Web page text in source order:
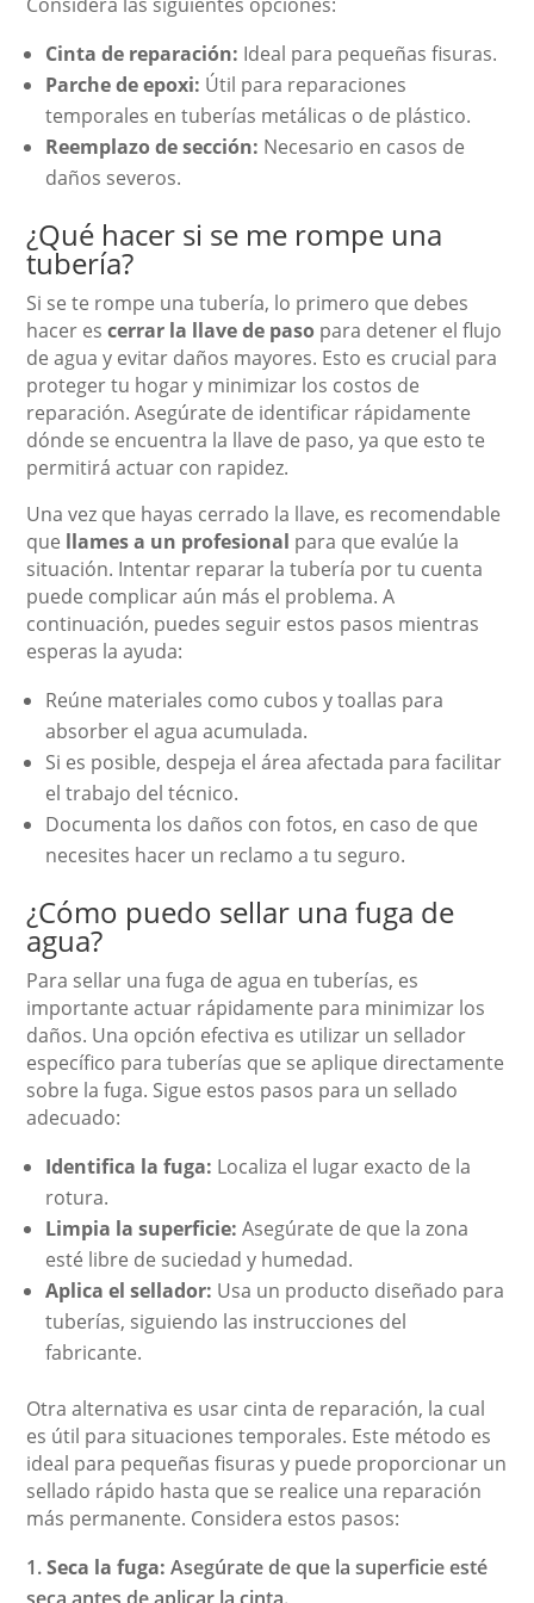
Cinta de reparación: Ideal para pequeñas fisuras.
Parche de epoxi: Útil para reparaciones
temporales en tuberías metálicas o de plástico.
Reemplazo de sección: Necesario en casos de
daños severos.
¿Qué hacer si se me rompe una
tubería?
Si se te rompe una tubería, lo primero que debes
hacer escerrar la llave de paso para detener el flujo
de agua y evitar daños mayores. Esto es crucial para
proteger tu hogar y minimizar los costos de
reparación. Asegúrate de identificar rápidamente
dónde se encuentra la llave de paso, ya que esto te
permitirá actuar con rapidez.
Una vez que hayas cerrado la llave, es recomendable
que llames a un profesional para que evalúe la
situación. Intentar reparar la tubería por tu cuenta
puede complicar aún más el problema. A
continuación, puedes seguir estos pasos mientras
esperas la ayuda:
Reúne materiales como cubos y toallas para
absorber el agua acumulada.
Si es posible, despeja el área afectada para facilitar
el trabajo del técnico.
Documenta los daños con fotos, en caso de que
necesites hacer un reclamo a tu seguro.
¿Cómo puedo sellar una fuga de
agua?
Para sellar una fuga de agua en tuberías, es
importante actuar rápidamente para minimizar los
daños. Una opción efectiva es utilizar un sellador
específico para tuberías que se aplique directamente
sobre la fuga. Sigue estos pasos para un sellado
adecuado:
Identifica la fuga: Localiza el lugar exacto de la
rotura.
Limpia la superficie: Asegúrate de que la zona
esté libre de suciedad y humedad.
Aplica el sellador: Usa un producto diseñado para
tuberías, siguiendo las instrucciones del
fabricante.
Otra alternativa es usar cinta de reparación, la cual
es útil para situaciones temporales. Este método es
ideal para pequeñas fisuras y puede proporcionar un
sellado rápido hasta que se realice una reparación
más permanente. Considera estos pasos:
Seca la fuga: Asegúrate de que la superficie esté